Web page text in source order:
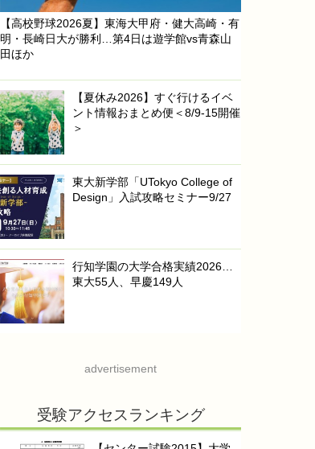
【高校野球2026夏】東海大甲府・健大高崎・有
明・長崎日大が勝利…第4日は遊学館vs青森山
田ほか
【夏休み2026】すぐ行けるイベ
ント情報おまとめ便＜8/9-15開催
＞
東大新学部「UTokyo College of
Design」入試攻略セミナー9/27
行知学園の大学合格実績2026…
東大55人、早慶149人
advertisement
受験アクセスランキング